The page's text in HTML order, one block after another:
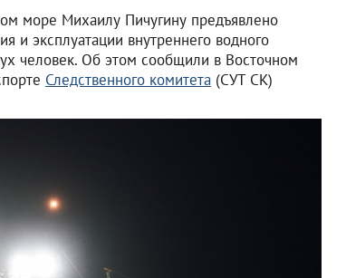
море Михаилу Пичугину предъявлено
и эксплуатации внутреннего водного
человек. Об этом сообщили в Восточном
Следственного комитета (СУТ СК)